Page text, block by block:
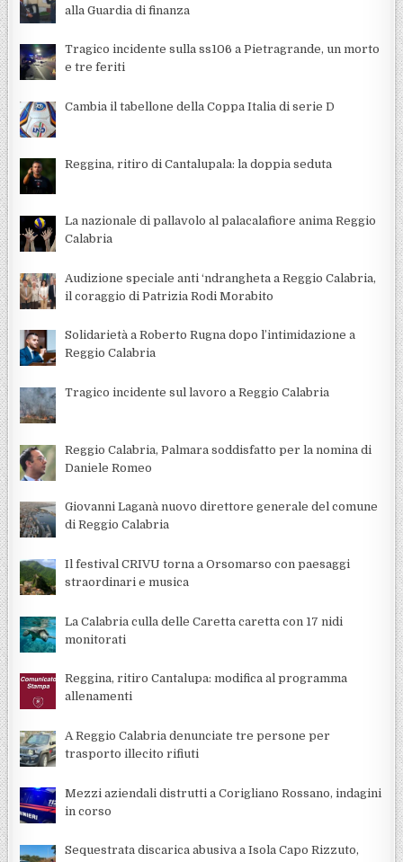
alla Guardia di finanza
Tragico incidente sulla ss106 a Pietragrande, un morto
e tre feriti
Cambia il tabellone della Coppa Italia di serie D
Reggina, ritiro di Cantalupala: la doppia seduta
La nazionale di pallavolo al palacalafiore anima Reggio
Calabria
Audizione speciale anti ‘ndrangheta a Reggio Calabria,
il coraggio di Patrizia Rodi Morabito
Solidarietà a Roberto Rugna dopo l’intimidazione a
Reggio Calabria
Tragico incidente sul lavoro a Reggio Calabria
Reggio Calabria, Palmara soddisfatto per la nomina di
Daniele Romeo
Giovanni Laganà nuovo direttore generale del comune
di Reggio Calabria
Il festival CRIVU torna a Orsomarso con paesaggi
straordinari e musica
La Calabria culla delle Caretta caretta con 17 nidi
monitorati
Reggina, ritiro Cantalupa: modifica al programma
allenamenti
A Reggio Calabria denunciate tre persone per
trasporto illecito rifiuti
Mezzi aziendali distrutti a Corigliano Rossano, indagini
in corso
Sequestrata discarica abusiva a Isola Capo Rizzuto,